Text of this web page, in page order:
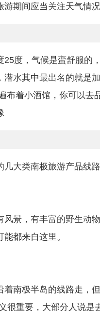
游期间应当关注天气情
25度，气候是蛮舒服的
潜水其中最出名的就是
布着小酒馆，你可以去
几大类南极旅游产品线
风景，有丰富的野生动
都来自这里。
着南极半岛的线路走，
很重要，大部分人说是